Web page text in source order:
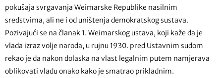
pokušaja svrgavanja Weimarske Republike nasilnim
sredstvima, ali ne i od uništenja demokratskog sustava.
Pozivajući se na članak 1. Weimarskog ustava, koji kaže da je
vlada izraz volje naroda, u rujnu 1930. pred Ustavnim sudom
rekao je da nakon dolaska na vlast legalnim putem namjerava
oblikovati vladu onako kako je smatrao prikladnim.